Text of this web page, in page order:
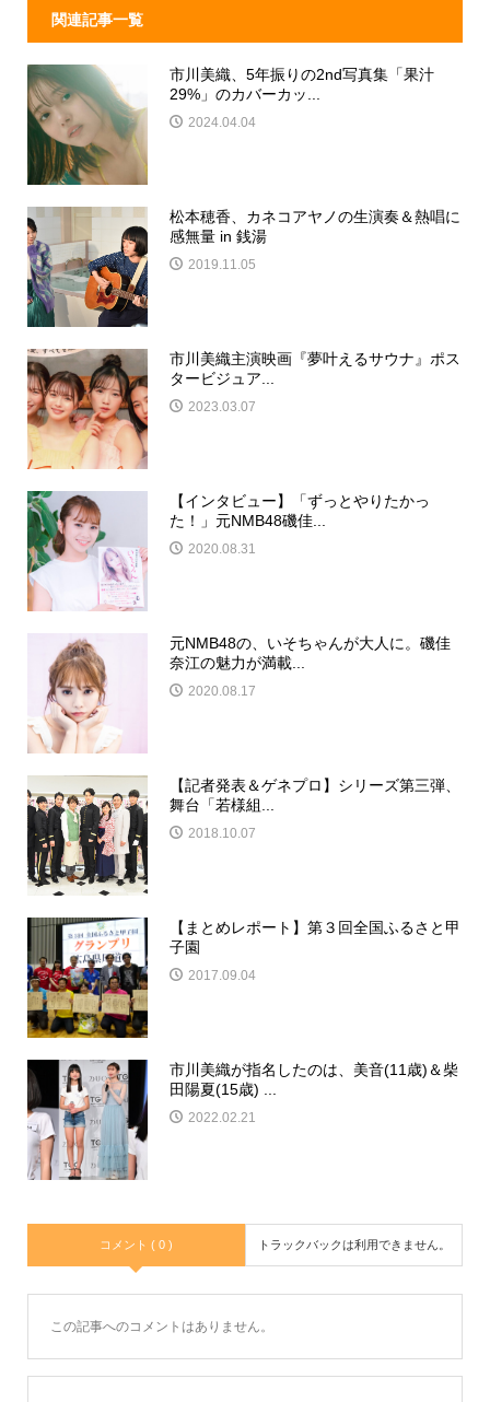
関連記事一覧
市川美織、5年振りの2nd写真集「果汁
29%」のカバーカッ...
2024.04.04
松本穂香、カネコアヤノの生演奏＆熱唱に
感無量 in 銭湯
2019.11.05
市川美織主演映画『夢叶えるサウナ』ポス
タービジュア...
2023.03.07
【インタビュー】「ずっとやりたかっ
た！」元NMB48磯佳...
2020.08.31
元NMB48の、いそちゃんが大人に。磯佳
奈江の魅力が満載...
2020.08.17
【記者発表＆ゲネプロ】シリーズ第三弾、
舞台「若様組...
2018.10.07
【まとめレポート】第３回全国ふるさと甲
子園
2017.09.04
市川美織が指名したのは、美音(11歳)＆柴
田陽夏(15歳) ...
2022.02.21
コメント ( 0 ) トラックバックは利用できません。
この記事へのコメントはありません。